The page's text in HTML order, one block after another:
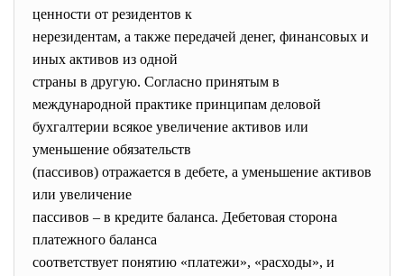
ценности от резидентов к
нерезидентам, а также передачей денег, финансовых и
иных активов из одной
страны в другую. Согласно принятым в
международной практике принципам деловой
бухгалтерии всякое увеличение активов или
уменьшение обязательств
(пассивов) отражается в дебете, а уменьшение активов
или увеличение
пассивов – в кредите баланса. Дебетовая сторона
платежного баланса
соответствует понятию «платежи», «расходы», и